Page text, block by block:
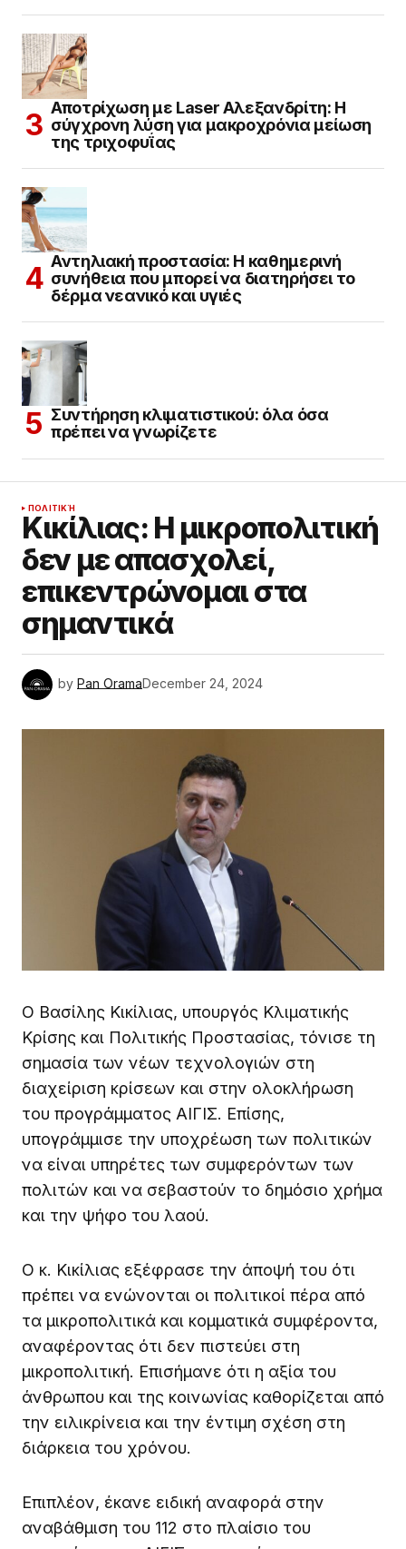
Αποτρίχωση με Laser Αλεξανδρίτη: Η
σύγχρονη λύση για μακροχρόνια μείωση
της τριχοφυΐας
Αντηλιακή προστασία: Η καθημερινή
συνήθεια που μπορεί να διατηρήσει το
δέρμα νεανικό και υγιές
Συντήρηση κλιματιστικού: όλα όσα
πρέπει να γνωρίζετε
ΠΟΛΙΤΙΚΉ
Κικίλιας: Η μικροπολιτική
δεν με απασχολεί,
επικεντρώνομαι στα
σημαντικά
by Pan OramaDecember 24, 2024
Ο Βασίλης Κικίλιας, υπουργός Κλιματικής
Κρίσης και Πολιτικής Προστασίας, τόνισε τη
σημασία των νέων τεχνολογιών στη
διαχείριση κρίσεων και στην ολοκλήρωση
του προγράμματος ΑΙΓΙΣ. Επίσης,
υπογράμμισε την υποχρέωση των πολιτικών
να είναι υπηρέτες των συμφερόντων των
πολιτών και να σεβαστούν το δημόσιο χρήμα
και την ψήφο του λαού.
Ο κ. Κικίλιας εξέφρασε την άποψή του ότι
πρέπει να ενώνονται οι πολιτικοί πέρα από
τα μικροπολιτικά και κομματικά συμφέροντα,
αναφέροντας ότι δεν πιστεύει στη
μικροπολιτική. Επισήμανε ότι η αξία του
άνθρωπου και της κοινωνίας καθορίζεται από
την ειλικρίνεια και την έντιμη σχέση στη
διάρκεια του χρόνου.
Επιπλέον, έκανε ειδική αναφορά στην
αναβάθμιση του 112 στο πλαίσιο του